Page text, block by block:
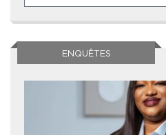
ENQUÊTES